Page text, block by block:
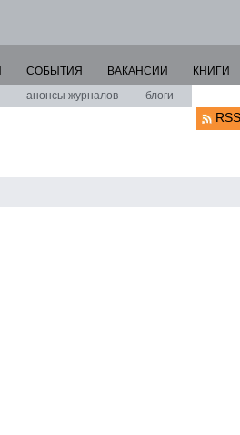
анонсы журналов блоги
СОБЫТИЯ ВАКАНСИИ КНИГИ
RSS